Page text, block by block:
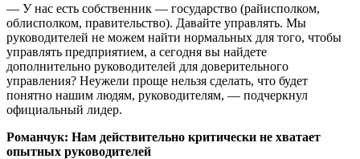
— У нас есть собственник — государство (райисполком,
облисполком, правительство). Давайте управлять. Мы
руководителей не можем найти нормальных для того, чтобы
управлять предприятием, а сегодня вы найдете
дополнительно руководителей для доверительного
управления? Неужели проще нельзя сделать, что будет
понятно нашим людям, руководителям, — подчеркнул
официальный лидер.
Романчук: Нам действительно критически не хватает
опытных руководителей